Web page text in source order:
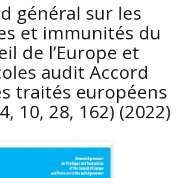
général sur les
et immunités du
de l’Europe et
audit Accord
traités européens
10, 28, 162) (2022)